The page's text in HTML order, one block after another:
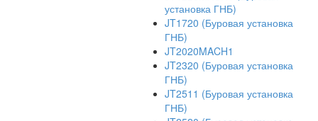
установка ГНБ)
JT1720 (Буровая установка
ГНБ)
JT2020MACH1
JT2320 (Буровая установка
ГНБ)
JT2511 (Буровая установка
ГНБ)